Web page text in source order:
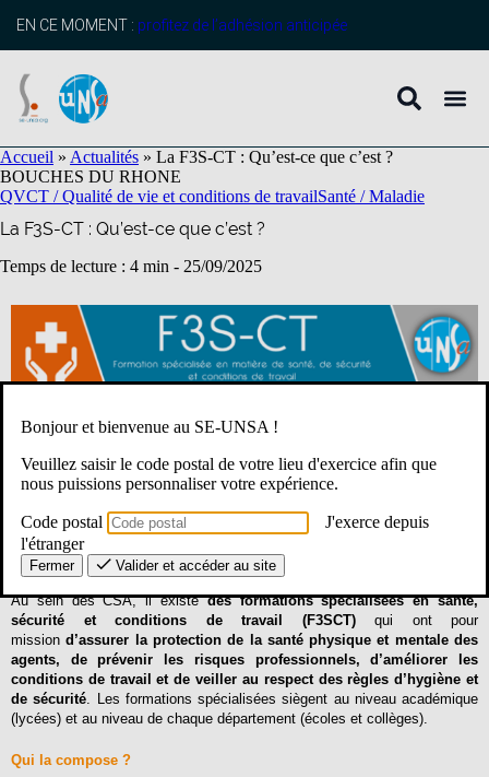
principal
EN CE MOMENT : profitez de l’adhésion anticipée
Accueil » Actualités » La F3S-CT : Qu’est-ce que c’est ?
BOUCHES DU RHONE
QVCT / Qualité de vie et conditions de travailSanté / Maladie
La F3S-CT : Qu’est-ce que c’est ?
Temps de lecture : 4 min - 25/09/2025
LA F3S-CT : QU’EST-CE QUE C’EST ? TOUT SAVOIR
comités d’hygiène, de sécurité et des conditions de travail (CHSCT) ont
été remplacés par les comités sociaux d’administration (CSA) dans la
fonction publique d’État.
Au sein des CSA, il existedes formations spécialisées en santé,
sécurité et conditions de travail (F3SCT)qui ont pour
missiond’assurer la protection de la santé physique et mentale des
agents, de prévenir les risques professionnels, d’améliorer les
conditions de travail et de veiller au respect des règles d’hygiène et
de sécurité. Les formations spécialisées siègent au niveau académique
(lycées) et au niveau de chaque département (écoles et collèges).
Qui la compose ?
Bonjour et bienvenue au SE-UNSA !
Veuillez saisir le code postal de votre lieu d'exercice afin que
nous puissions personnaliser votre expérience.
Code postal
J'exerce depuis
l'étranger
Fermer Valider et accéder au site